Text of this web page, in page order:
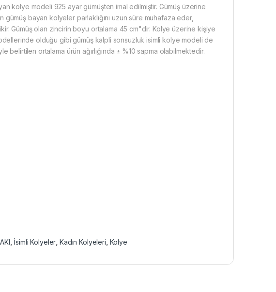
kolye modeli 925 ayar gümüşten imal edilmiştir. Gümüş üzerine
gümüş bayan kolyeler parlaklığını uzun süre muhafaza eder,
Gümüş olan zincirin boyu ortalama 45 cm"dir. Kolye üzerine kişiye
olduğu gibi gümüş kalpli sonsuzluk isimli kolye modeli de
belirtilen ortalama ürün ağırlığında ± %10 sapma olabilmektedir.
İsimli Kolyeler Kadın Kolyeleri Kolye